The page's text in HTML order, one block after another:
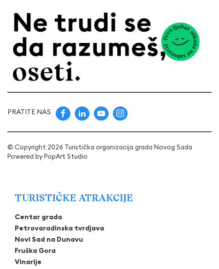
PRATITE NAS
© Copyright 2026 Turistička organizacija grada Novog Sada
Powered byPopArt Studio
TURISTIČKE ATRAKCIJE
Centar grada
Petrovaradinska tvrdjava
Novi Sad na Dunavu
Fruška Gora
Vinarije